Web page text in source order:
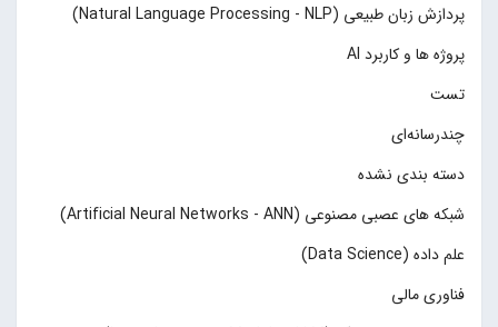
پردازش زبان طبیعی (Natural Language Processing - NLP)
پروژه ها و کاربرد AI
تست
چند‌‌رسانه‌ای
دسته بندی نشده
شبکه های عصبی مصنوعی (Artificial Neural Networks - ANN)
علم داده (Data Science)
فناوری مالی